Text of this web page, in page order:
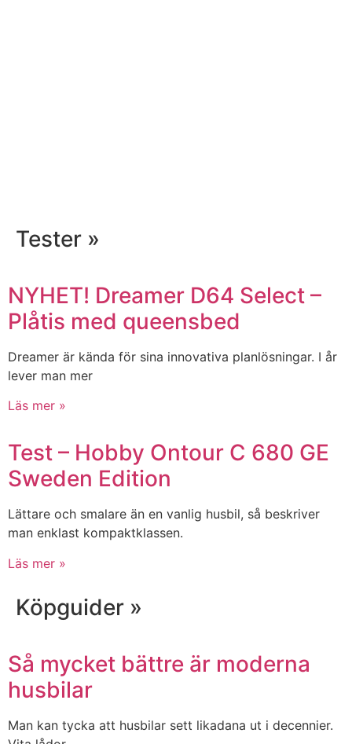
Tester »
NYHET! Dreamer D64 Select –
Plåtis med queensbed
Dreamer är kända för sina innovativa planlösningar. I år
lever man mer
Läs mer »
Test – Hobby Ontour C 680 GE
Sweden Edition
Lättare och smalare än en vanlig husbil, så beskriver
man enklast kompaktklassen.
Läs mer »
Köpguider »
Så mycket bättre är moderna
husbilar
Man kan tycka att husbilar sett likadana ut i decennier.